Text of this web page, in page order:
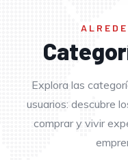
Explora las
usuarios: descubre
comprar y vivir